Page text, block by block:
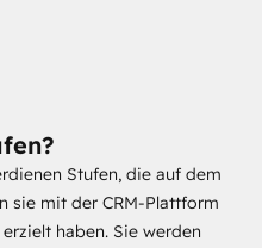
Stufen, die auf dem
sie mit der CRM-Plattform
haben. Sie werden